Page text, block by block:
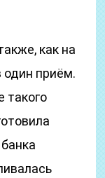
как на
один приём.
такого